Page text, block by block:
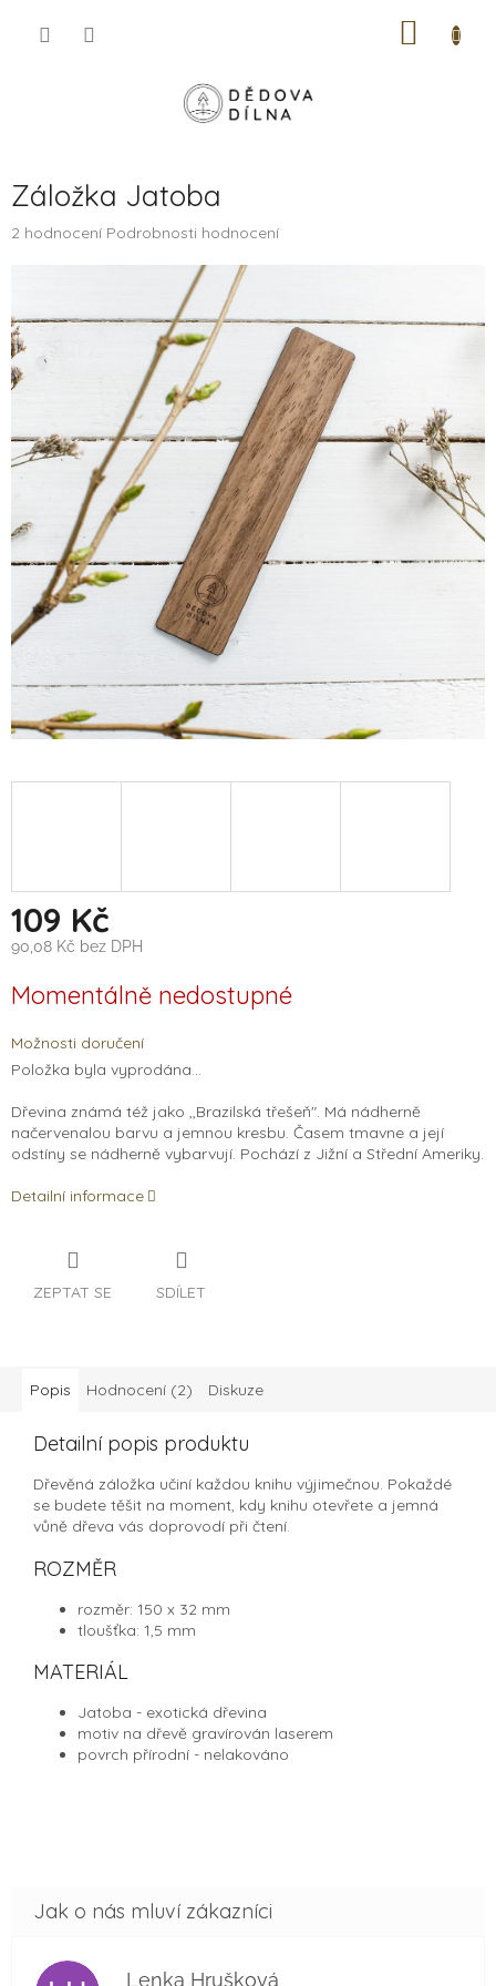
Záložka Jatoba
Průměrné
5,0
z
5
hvězdiček.
2 hodnocení Podrobnosti hodnocení
109 Kč
90,08 Kč bez DPH
cena:
Momentálně nedostupné
Možnosti doručení
Položka byla vyprodána…
Dřevina známá též jako ,,Brazilská třešeň". Má nádherně
načervenalou barvu a jemnou kresbu. Časem tmavne a její
odstíny se nádherně vybarvují. Pochází z Jižní a Střední Ameriky.
Detailní informace
ZEPTAT SE SDÍLET
Popis Hodnocení (2) Diskuze
Detailní popis produktu
Dřevěná záložka učiní každou knihu výjimečnou. Pokaždé
se budete těšit na moment, kdy knihu otevřete a jemná
vůně dřeva vás doprovodí při čtení.
ROZMĚR
rozměr: 150 x 32 mm
tloušťka: 1,5 mm
MATERIÁL
Jatoba - exotická dřevina
motiv na dřevě gravírován laserem
povrch přírodní - nelakováno
Lenka Hrušková